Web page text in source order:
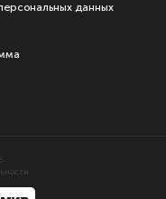
данных